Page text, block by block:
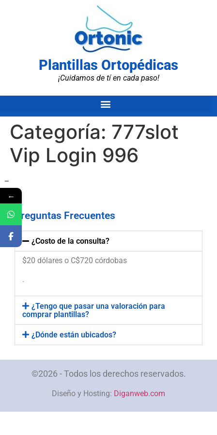
Plantillas Ortopédicas
¡Cuidamos de tí en cada paso!
Categoría: 777slot
Vip Login 996
–
Preguntas Frecuentes
¿Costo de la consulta?
$20 dólares o C$720 córdobas
.
¿Tengo que pasar una valoración para
comprar plantillas?
¿Dónde están ubicados?
©2026 - Todos los derechos reservados.
Diseño y Hosting: Diganweb.com
←